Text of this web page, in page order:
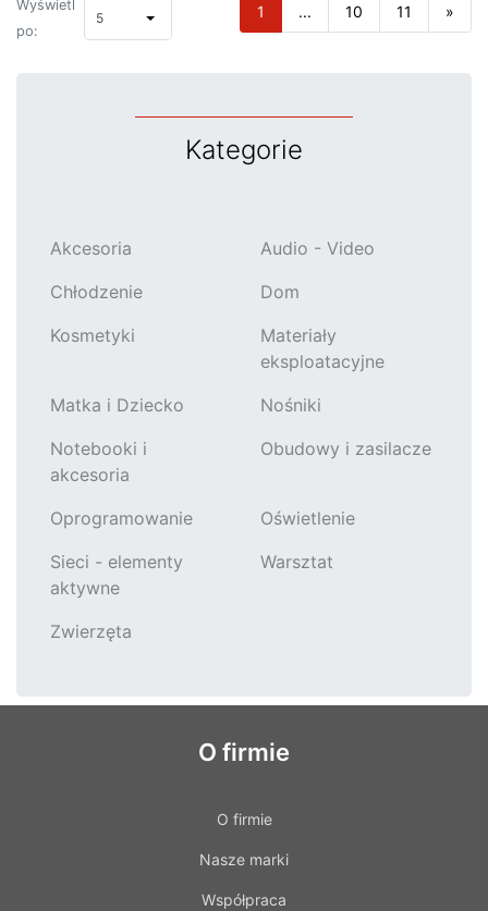
Wyświetl
po:
5 1 ... 10 11 »
Kategorie
Akcesoria
Audio - Video
Chłodzenie
Dom
Kosmetyki
Materiały
eksploatacyjne
Matka i Dziecko
Nośniki
Notebooki i
akcesoria
Obudowy i zasilacze
Oprogramowanie
Oświetlenie
Sieci - elementy
aktywne
Warsztat
Zwierzęta
O firmie
O firmie
Nasze marki
Współpraca